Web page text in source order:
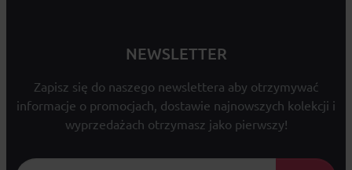
NEWSLETTER
Zapisz się do naszego newslettera aby otrzymywać
informacje o promocjach, dostawie najnowszych kolekcji i
wyprzedażach otrzymasz jako pierwszy!